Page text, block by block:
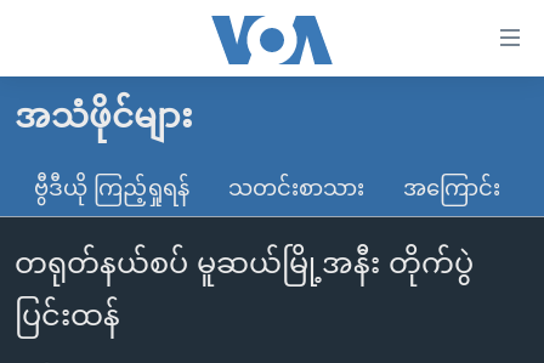
လွယ်ကူ
သည့်
များ
ပင်မ
မူလစာမျက်နှာ
မြန်မာ
ကမ္ဘာ့သတင်းများ
နိုင်ငံတကာ
အမေရိကန်
ဗွီဒီယို
သတင်းလွတ်လပ်ခွင့်
ရပ်ဝန်းတခု လမ်းတခု အလွန်
အသံဖိုင်များ
ဗွီဒီယို ကြည့်ရှုရန် သတင်းစာသား အကြောင်း
တရုတ်နယ်စပ် မူဆယ်မြို့အနီး တိုက်ပွဲ
ပြင်းထန်